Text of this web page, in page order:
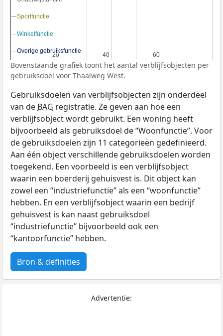
20
20 40
40 60
60
Sportfunctie
Sportfunctie
Winkelfunctie
Winkelfunctie
Overige gebruiksfunctie
Overige gebruiksfunctie
Bovenstaande grafiek toont het aantal verblijfsobjecten per
gebruiksdoel voor Thaalweg West.
Gebruiksdoelen van verblijfsobjecten zijn onderdeel
van deBAG registratie. Ze geven aan hoe een
verblijfsobject wordt gebruikt. Een woning heeft
bijvoorbeeld als gebruiksdoel de “Woonfunctie”. Voor
de gebruiksdoelen zijn 11 categorieën gedefinieerd.
Aan één object verschillende gebruiksdoelen worden
toegekend. Een voorbeeld is een verblijfsobject
waarin een boerderij gehuisvest is. Dit object kan
zowel een “industriefunctie” als een “woonfunctie”
hebben. En een verblijfsobject waarin een bedrijf
gehuisvest is kan naast gebruiksdoel
“industriefunctie” bijvoorbeeld ook een
“kantoorfunctie” hebben.
Bron & definities
Advertentie: